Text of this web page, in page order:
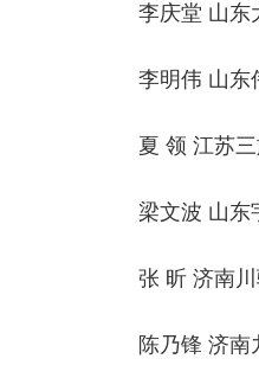
李庆堂 山东
李明伟 山东
夏 领 江苏
梁文波 山东
张 昕 济南
陈乃锋 济南